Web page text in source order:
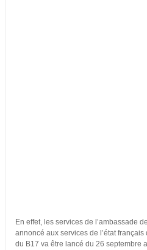
En effet, les services de l’ambassade
annoncé aux services de l’état
du B17 va être lancé du 26 septembre